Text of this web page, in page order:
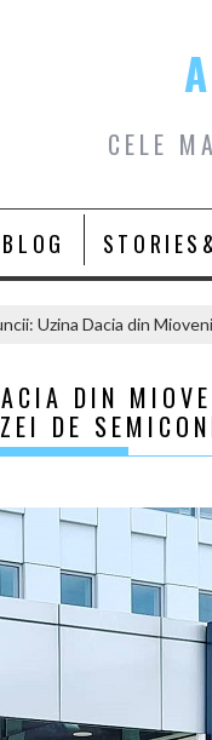
CELE
BLOG
Uzina Dacia din
DIN
DE